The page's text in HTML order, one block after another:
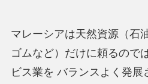
マレーシアは天然資源（石
ゴムなど）だけに頼るので
ビス業を バランスよく発